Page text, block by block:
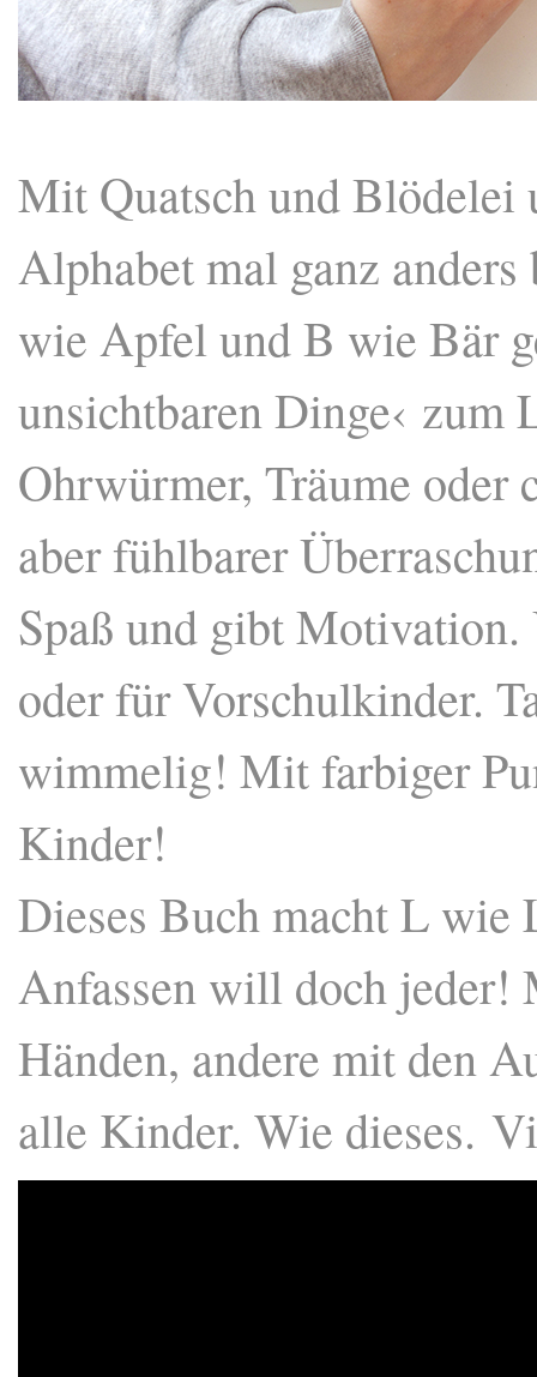
Mit Quatsch und Blödelei
Alphabet mal ganz
wie Apfel und B wie Bär
unsichtbaren Dinge‹ zum
Ohrwürmer, Träume oder
aber fühlbarer
Spaß und gibt
oder für Vorschulkinder.
wimmelig! Mit farbiger
Kinder!
Dieses Buch macht L wie
Anfassen will doch jeder!
Händen, andere mit den
alle Kinder. Wie dieses.